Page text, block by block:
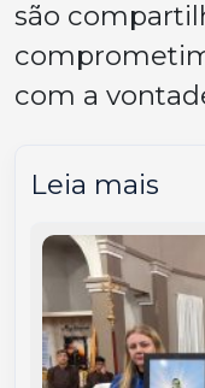
são
com a
Leia mais